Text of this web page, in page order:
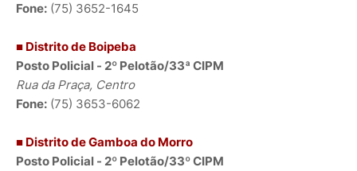
Fone: (75) 3652-1645
■ Distrito de Boipeba
Posto Policial - 2º Pelotão/33ª CIPM
Rua da Praça, Centro
Fone: (75) 3653-6062
■ Distrito de Gamboa do Morro
Posto Policial - 2º Pelotão/33º CIPM